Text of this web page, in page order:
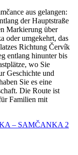
aus gelangen:
der Hauptstraße
Markierung über
oder umgekehrt, das
Richtung Červík
entlang hinunter bis
wo Sie
Geschichte und
Sie es eine
Die Route ist
Familien mit